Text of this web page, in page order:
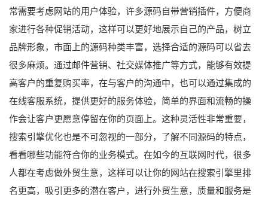
常需要考虑网站的用户体验，许多源码自带营销插件，方便商
家进行各种促销活动，这样可以更好地展示自己的产品，树立
品牌形象，市面上的源码种类丰富，选择合适的源码可以省去
很多麻烦。通过邮件营销、社交媒体推广等方式，能够有效提
高客户的重复购买率，在与客户的沟通中，也可以通过集成的
在线客服系统，提供更好的服务体验，简单的界面和流畅的操
作会让客户更愿意停留在你的页面上。这种灵活性非常重要，
搜索引擎优化也是不可忽视的一部分，了解不同源码的特点，
看看哪些功能符合你的业务模式。在如今的互联网时代，很多
人都在考虑做外贸生意，这样可以让你的网站在搜索引擎里排
名更高，吸引更多的潜在客户，进行外贸生意，质量和服务是